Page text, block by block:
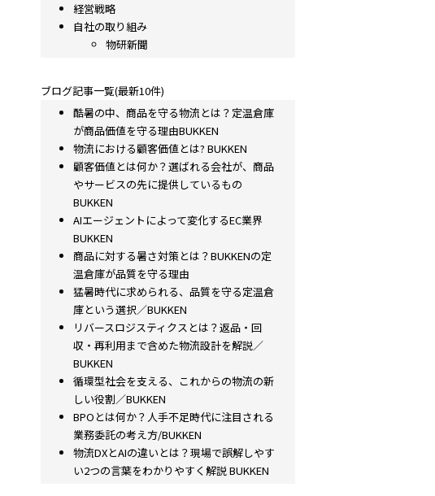
経営戦略
自社の取り組み
物研新聞
ブログ記事一覧(最新10件)
酷暑の中、商品を守る物流とは？定温倉庫
が商品価値を守る理由BUKKEN
物流における顧客価値とは? BUKKEN
顧客価値とは何か？選ばれる会社が、商品
やサービスの先に提供しているもの
BUKKEN
AIエージェントによって変化するEC業界
BUKKEN
商品に対する暑さ対策とは？BUKKENの定
温倉庫が品質を守る理由
猛暑時代に求められる、品質を守る定温倉
庫という選択／BUKKEN
リバースロジスティクスとは？返品・回
収・再利用まで含めた物流設計を解説／
BUKKEN
循環型社会を支える、これからの物流の新
しい役割／BUKKEN
BPOとは何か？人手不足時代に注目される
業務委託の考え方/BUKKEN
物流DXとAIの違いとは？現場で誤解しやす
い2つの言葉をわかりやすく解説 BUKKEN